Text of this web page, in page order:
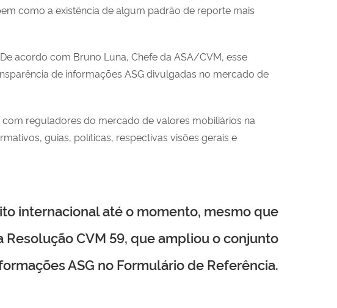
como a existência de algum padrão de reporte mais
acordo com Bruno Luna, Chefe da ASA/CVM, esse
de informações ASG divulgadas no mercado de
reguladores do mercado de valores mobiliários na
guias, políticas, respectivas visões gerais e
internacional até o momento, mesmo que
CVM 59, que ampliou o conjunto
ASG no Formulário de Referência.